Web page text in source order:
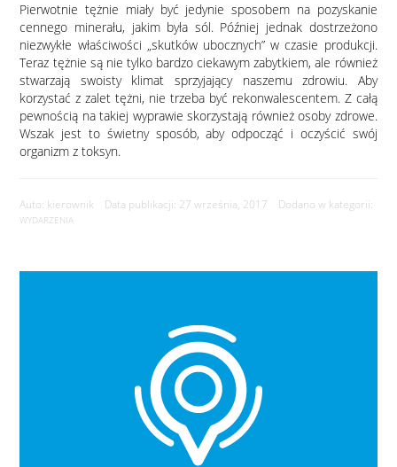
Pierwotnie tężnie miały być jedynie sposobem na pozyskanie
cennego minerału, jakim była sól. Później jednak dostrzeżono
niezwykłe właściwości „skutków ubocznych” w czasie produkcji.
Teraz tężnie są nie tylko bardzo ciekawym zabytkiem, ale również
stwarzają swoisty klimat sprzyjający naszemu zdrowiu. Aby
korzystać z zalet tężni, nie trzeba być rekonwalescentem. Z całą
pewnością na takiej wyprawie skorzystają również osoby zdrowe.
Wszak jest to świetny sposób, aby odpocząć i oczyścić swój
organizm z toksyn.
Auto: kierownik Data publikacji: 27 września, 2017 Dodano w kategorii:
WYDARZENIA